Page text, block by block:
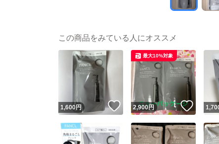
この商品をみている人にオススメ
1,600円 いいね！
2,900円 いい
最大10%対象